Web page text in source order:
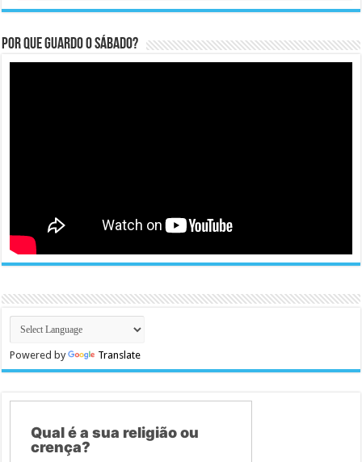
Por que guardo o Sábado?
Powered by Translate
Qual é a sua religião ou
crença?